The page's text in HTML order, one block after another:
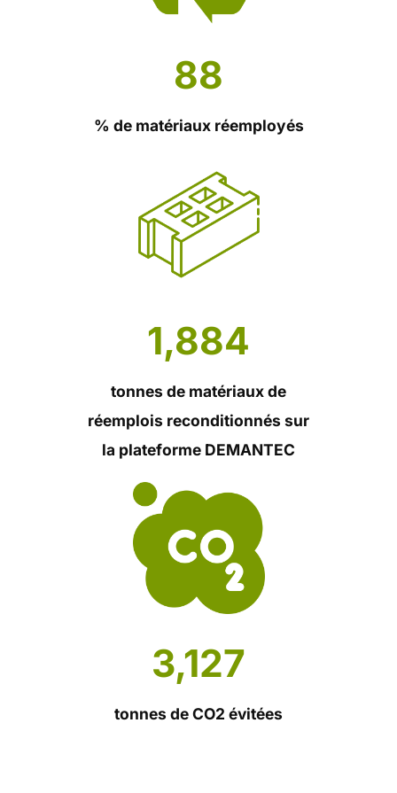
88
% de matériaux réemployés
1,884
tonnes de matériaux de
réemplois reconditionnés sur
la plateforme DEMANTEC
3,127
tonnes de CO2 évitées